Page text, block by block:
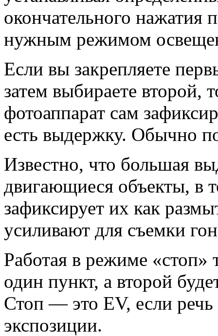
окончательного нажатия
нужным режимом
Если вы закрепляете
затем выбираете второй,
фотоаппарат сам
есть выдержку. Обычно
Известно, что большая
двигающиеся объекты, в
зафиксирует их как
усиливают для съемки
Работая в режиме
один пункт, а второй
Стоп — это EV, если
экспозиции.